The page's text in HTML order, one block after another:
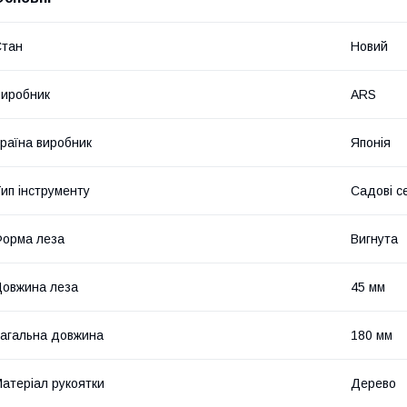
Новий
ARS
виробник Японія
інструменту Садові
леза Вигнута
леза 45 мм
довжина 180 мм
рукоятки Дерево